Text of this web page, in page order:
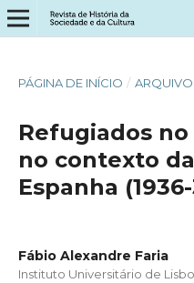
PÁGINA DE INÍCIO /
Refugiados
no contexto
Espanha
Fábio Alexandre Faria
Instituto Universitário de